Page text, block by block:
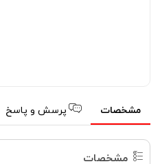
مشخصات پرسش و پاسخ
مشخصات